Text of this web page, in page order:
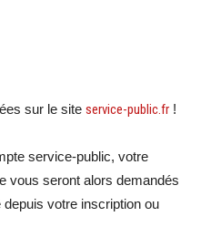
sur le site service-public.fr !
service-public, votre
vous seront alors demandés
votre inscription ou